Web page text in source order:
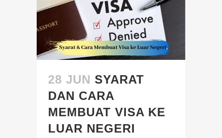
28 JUN SYARAT
DAN CARA
MEMBUAT VISA KE
LUAR NEGERI